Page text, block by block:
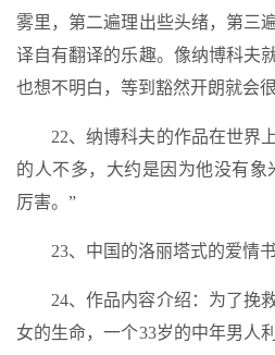
雾里，第二遍理出些头绪，第三
译自有翻译的乐趣。像纳博科夫
也想不明白，等到豁然开朗就会很
22、纳博科夫的作品在世界
的人不多，大约是因为他没有象
厉害。”
23、中国的洛丽塔式的爱
24、作品内容介绍：为了挽
女的生命，一个33岁的中年男人